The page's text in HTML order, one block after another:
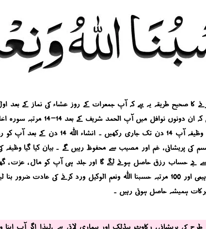
محبت سے ورد کریں ۔ بیان کیا گیا
کی پریشانی ، غم اور مصیب سے محفوظ رہیں گے ۔ بیان کیا گیا
سے بے حساب رزق حاصل ہونے لگے گا اور جلد ہی آپ کو مال ، عزت ،
بعد آپ روزانہ 10 مرتبہ درود ابراہیمی اور 100 مرتبہ حسبنا اللہ ونعم
برکات ہمیشہ حاصل ہوتی رہیں ۔